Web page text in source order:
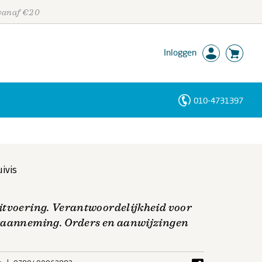
€20
Inloggen
010-4731397
Verantwoordelijkheid voor
Orders en aanwijzingen
Personen